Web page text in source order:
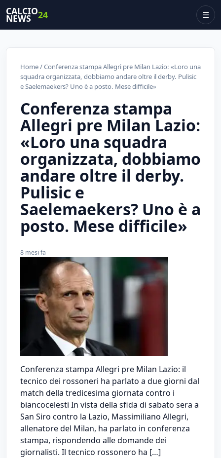
CALCIO
NEWS 24 ☰
Home/ Conferenza stampa Allegri pre Milan Lazio: «Loro una
squadra organizzata, dobbiamo andare oltre il derby. Pulisic
e Saelemaekers? Uno è a posto. Mese difficile»
Conferenza stampa
Allegri pre Milan Lazio:
«Loro una squadra
organizzata, dobbiamo
andare oltre il derby.
Pulisic e
Saelemaekers? Uno è a
posto. Mese difficile»
8 mesi fa
Conferenza stampa Allegri pre Milan Lazio: il
tecnico dei rossoneri ha parlato a due giorni dal
match della tredicesima giornata contro i
biancocelesti In vista della sfida di sabato sera a
San Siro contro la Lazio, Massimiliano Allegri,
allenatore del Milan, ha parlato in conferenza
stampa, rispondendo alle domande dei
giornalisti. Il tecnico rossonero ha […]